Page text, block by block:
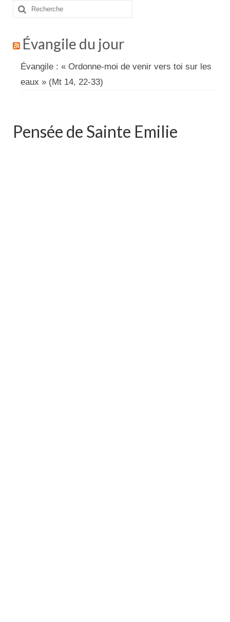
Rechercher
:
Évangile du jour
Évangile : « Ordonne-moi de venir vers toi sur les
eaux » (Mt 14, 22-33)
Pensée de Sainte Emilie